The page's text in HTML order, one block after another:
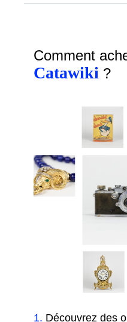
Comment
Catawiki ?
1. Découvrez des